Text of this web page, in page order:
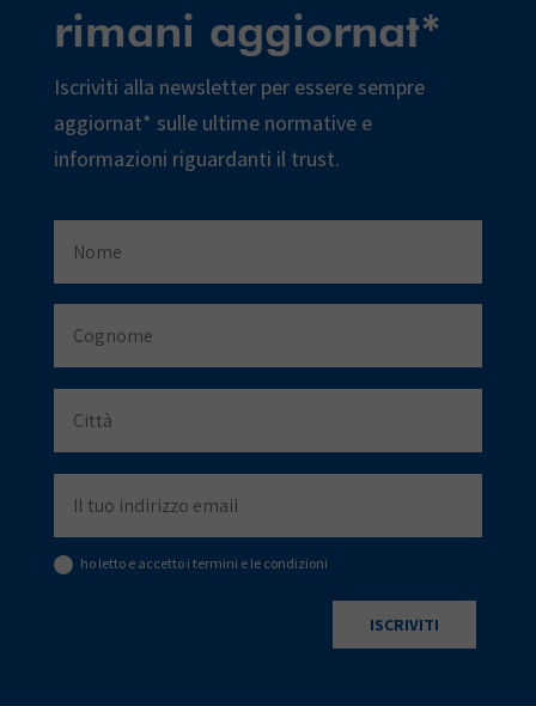
rimani aggiornat*
Iscriviti alla newsletter per essere sempre
aggiornat* sulle ultime normative e
informazioni riguardanti il trust.
ho letto e accetto i termini e le condizioni